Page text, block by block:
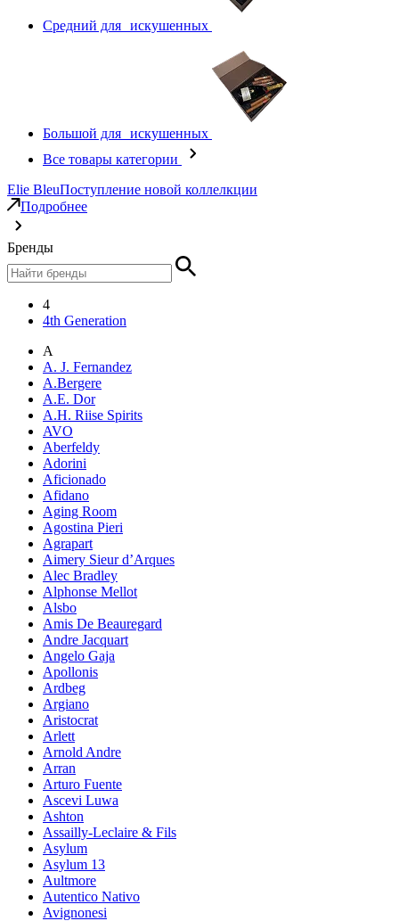
Средний для искушенных
Большой для искушенных
Все товары категории
Elie BleuПоступление новой коллелкции
Подробнее
Бренды
4
4th Generation
A
A. J. Fernandez
A.Bergere
A.E. Dor
A.H. Riise Spirits
AVO
Aberfeldy
Adorini
Aficionado
Afidano
Aging Room
Agostina Pieri
Agrapart
Aimery Sieur d’Arques
Alec Bradley
Alphonse Mellot
Alsbo
Amis De Beauregard
Andre Jacquart
Angelo Gaja
Apollonis
Ardbeg
Argiano
Aristocrat
Arlett
Arnold Andre
Arran
Arturo Fuente
Ascevi Luwa
Ashton
Assailly-Leclaire & Fils
Asylum
Asylum 13
Aultmore
Autentico Nativo
Avignonesi